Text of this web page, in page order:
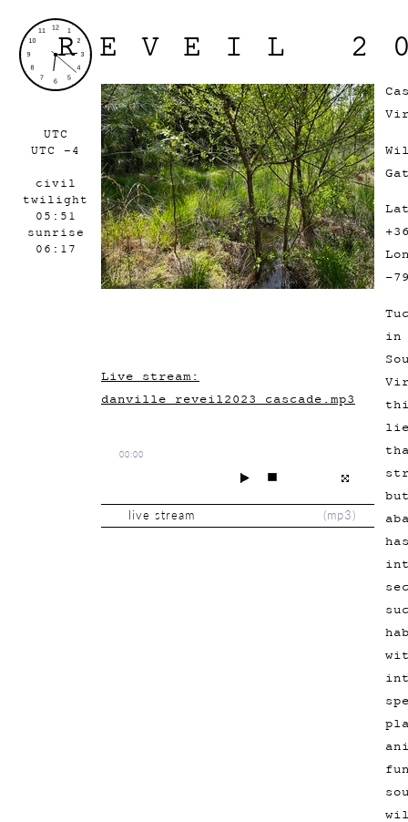
UTC
UTC -4
civil
twilight
05:51
sunrise
06:17
REVEIL
Live stream:
danville_reveil2023_cascade.mp3
00:00
(mp3)
live stream
-
in